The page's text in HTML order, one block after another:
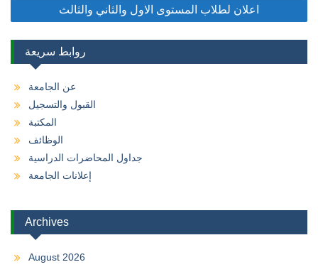
اعلان لطلاب المستوى الاول والثاني والثالث
روابط سريعة
عن الجامعة
القبول والتسجيل
المكتبة
الوظائف
جداول المحاضرات الدراسية
إعلانات الجامعة
Archives
August 2026